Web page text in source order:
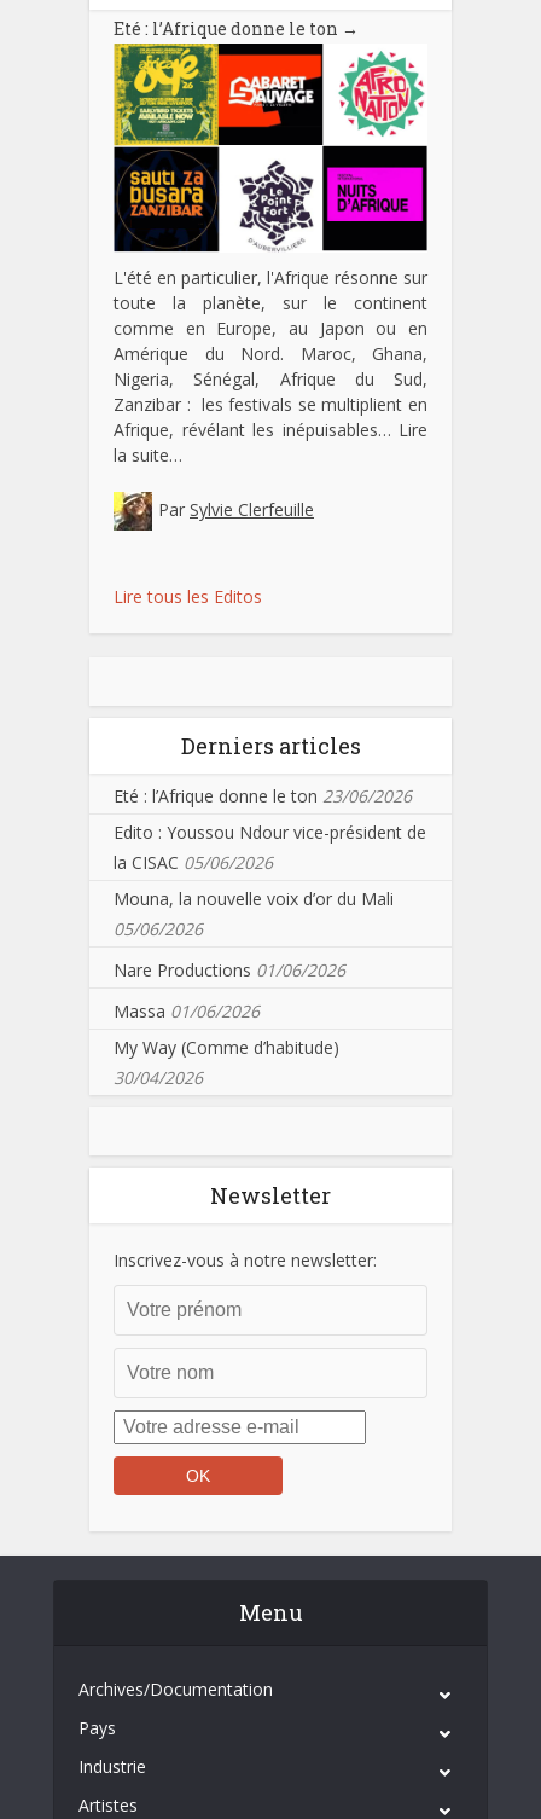
Eté : l’Afrique donne le ton →
L'été en particulier, l'Afrique résonne sur
toute la planète, sur le continent
comme en Europe, au Japon ou en
Amérique du Nord. Maroc, Ghana,
Nigeria, Sénégal, Afrique du Sud,
Zanzibar : les festivals se multiplient en
Afrique, révélant les inépuisables… Lire
la suite…
Par Sylvie Clerfeuille
Lire tous les Editos
Derniers articles
Eté : l’Afrique donne le ton 23/06/2026
Edito : Youssou Ndour vice-président de
la CISAC 05/06/2026
Mouna, la nouvelle voix d’or du Mali
05/06/2026
Nare Productions 01/06/2026
Massa 01/06/2026
My Way (Comme d’habitude)
30/04/2026
Newsletter
Inscrivez-vous à notre newsletter:
Menu
Archives/Documentation
Pays
Industrie
Artistes